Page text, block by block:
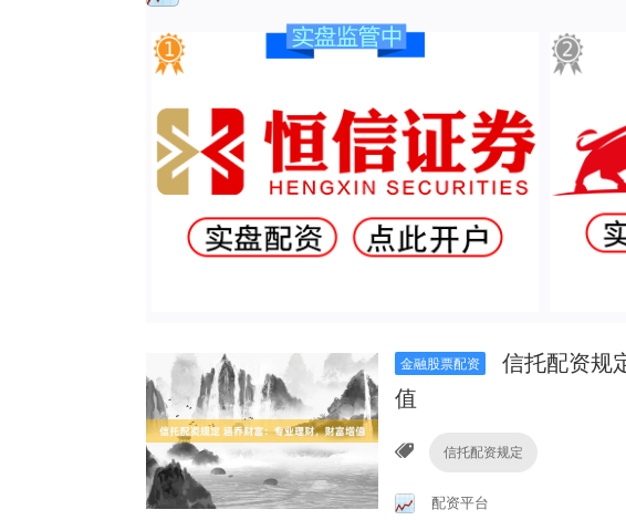
金融股票配资
信托配资规
值
信托配资规定
配资平台